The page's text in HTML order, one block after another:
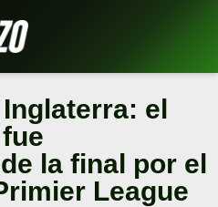
el
la final por el
League